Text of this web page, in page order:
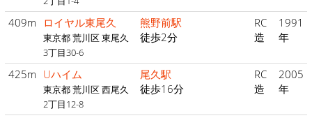
409m ロイヤル東尾久
東京都 荒川区 東尾久
3丁目30-6
熊野前駅
徒歩2分
RC
造
1991
年
425m Uハイム
東京都 荒川区 西尾久
2丁目12-8
尾久駅
徒歩16分
RC
造
2005
年